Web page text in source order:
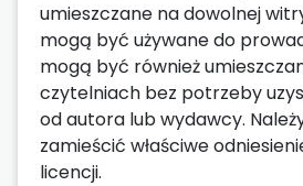
umieszczane na dowolnej
mogą być używane do
mogą być również
czytelniach bez potrzeby
od autora lub wydawcy.
zamieścić właściwe
licencji.